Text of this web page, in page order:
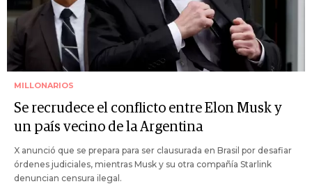
MILLONARIOS
Se recrudece el conflicto entre Elon Musk y
un país vecino de la Argentina
X anunció que se prepara para ser clausurada en Brasil por desafiar
órdenes judiciales, mientras Musk y su otra compañía Starlink
denuncian censura ilegal.